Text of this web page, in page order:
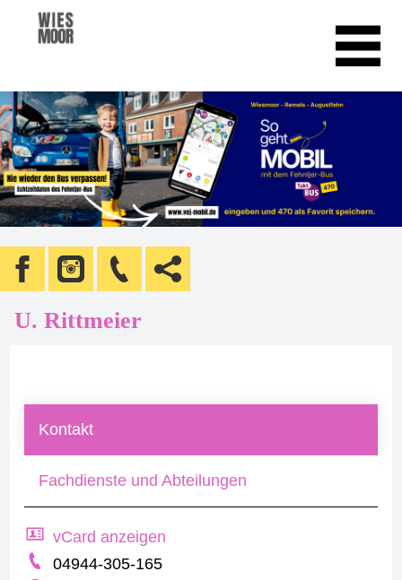
U. Rittmeier
Kontakt
Fachdienste und Abteilungen
vCard anzeigen
04944-305-165